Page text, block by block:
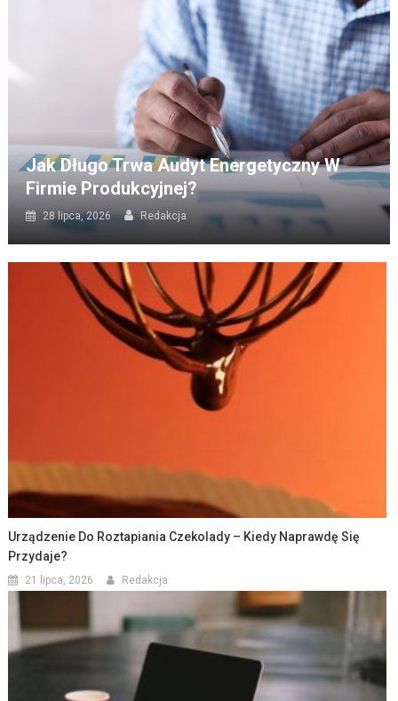
Jak Długo Trwa Audyt Energetyczny W
Firmie Produkcyjnej?
28 lipca, 2026 Redakcja
Urządzenie Do Roztapiania Czekolady – Kiedy Naprawdę Się
Przydaje?
21 lipca, 2026 Redakcja